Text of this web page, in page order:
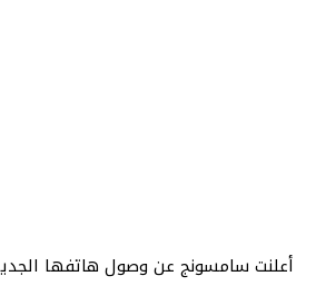
أعلنت سامسونج عن وصول هاتفها